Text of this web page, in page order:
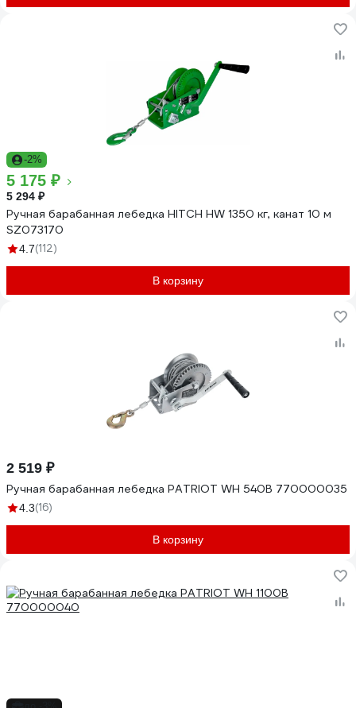
-2%
5 175 ₽
5 294 ₽
Ручная барабанная лебедка HITCH HW 1350 кг, канат 10 м
SZ073170
4.7(112)
В корзину
2 519 ₽
Ручная барабанная лебедка PATRIOT WH 540B 770000035
4.3(16)
В корзину